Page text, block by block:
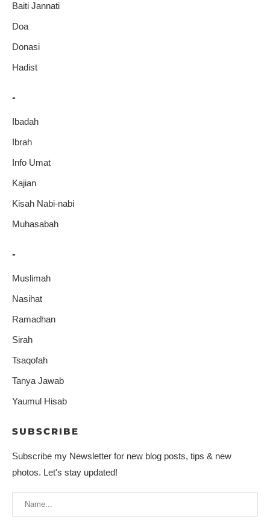
Baiti Jannati
Doa
Donasi
Hadist
-
Ibadah
Ibrah
Info Umat
Kajian
Kisah Nabi-nabi
Muhasabah
-
Muslimah
Nasihat
Ramadhan
Sirah
Tsaqofah
Tanya Jawab
Yaumul Hisab
SUBSCRIBE
Subscribe my Newsletter for new blog posts, tips & new
photos. Let's stay updated!